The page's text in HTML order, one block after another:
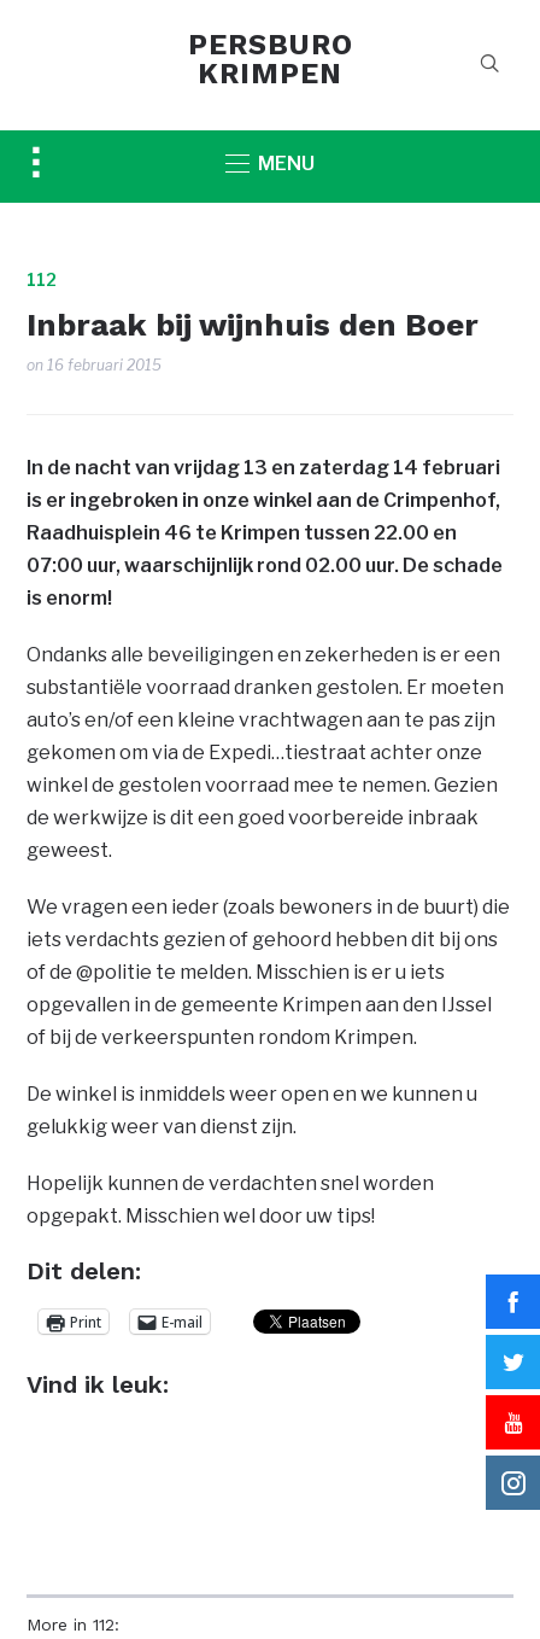
PERSBURO
KRIMPEN
Toggle
sidebar
MENU
112
Inbraak bij wijnhuis den Boer
on16 februari 2015
More in 112:
In de nacht van vrijdag 13 en zaterdag 14 februari
is er ingebroken in onze winkel aan de Crimpenhof,
Raadhuisplein 46 te Krimpen tussen 22.00 en
07:00 uur, waarschijnlijk rond 02.00 uur. De schade
is enorm!
Ondanks alle beveiligingen en zekerheden is er een
substantiële voorraad dranken gestolen. Er moeten
auto’s en/of een kleine vrachtwagen aan te pas zijn
gekomen om via de Expedi…tiestraat achter onze
winkel de gestolen voorraad mee te nemen. Gezien
de werkwijze is dit een goed voorbereide inbraak
geweest.
We vragen een ieder (zoals bewoners in de buurt) die
iets verdachts gezien of gehoord hebben dit bij ons
of de @politie te melden. Misschien is er u iets
opgevallen in de gemeente Krimpen aan den IJssel
of bij de verkeerspunten rondom Krimpen.
De winkel is inmiddels weer open en we kunnen u
gelukkig weer van dienst zijn.
Hopelijk kunnen de verdachten snel worden
opgepakt. Misschien wel door uw tips!
Dit delen:
Print E-mail
Vind ik leuk: